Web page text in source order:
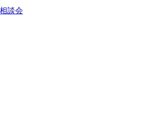
談会